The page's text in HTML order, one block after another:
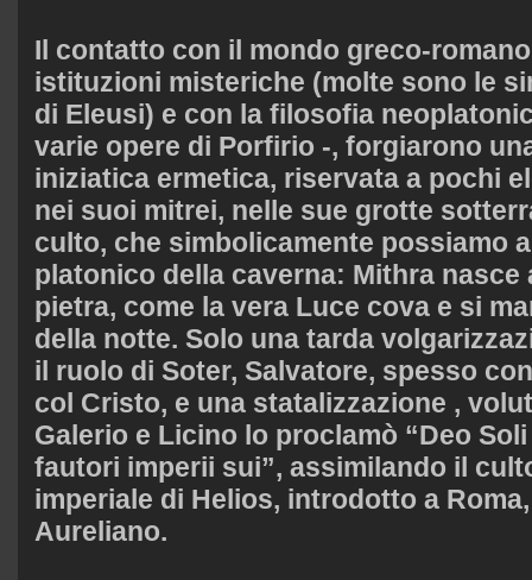
Il contatto con il mondo greco-
istituzioni misteriche (molte sono le
di Eleusi) e con la filosofia
varie opere di Porfirio -, forgiarono
iniziatica ermetica, riservata a pochi
nei suoi mitrei, nelle sue grotte
culto, che simbolicamente possiamo
platonico della caverna: Mithra nasce
pietra, come la vera Luce cova e si
della notte. Solo una tarda
il ruolo di Soter, Salvatore, spesso
col Cristo, e una statalizzazione ,
Galerio e Licino lo proclamò “Deo
fautori imperii sui”, assimilando il
imperiale di Helios, introdotto a
Aureliano.